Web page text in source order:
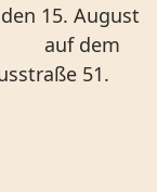
15. August
dem
51.